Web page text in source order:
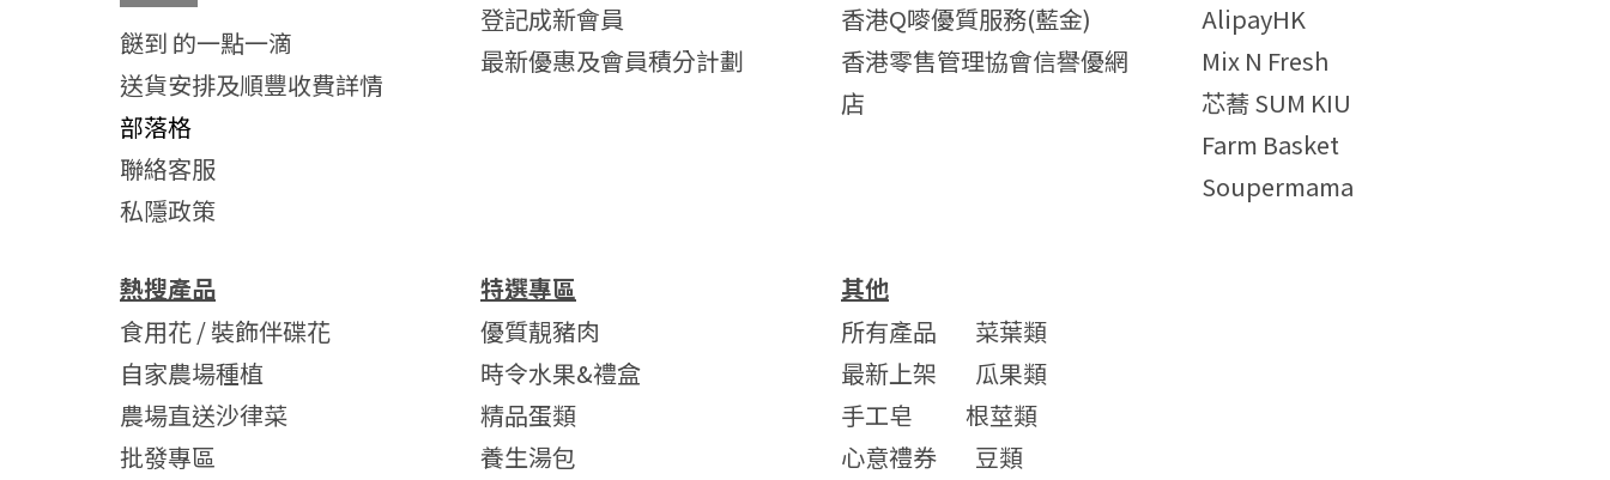
餸到 的一點一滴
送貨安排及順豐收費詳情
部落格
聯絡客服
私隱政策
登記成新會員
最新優惠及會員積分計劃
香港Q嘜優質服務(藍金)
香港零售管理協會信譽優網
店
AlipayHK
Mix N Fresh
芯蕎 SUM KIU
Farm Basket
Soupermama
熱搜產品
食用花 / 裝飾伴碟花
自家農場種植
農場直送沙律菜
批發專區
特選專區
優質靚豬肉
時令水果&禮盒
精品蛋類
養生湯包
其他
所有產品
菜葉類
最新上架
瓜果類
手工皂
根莖類
心意禮券
豆類